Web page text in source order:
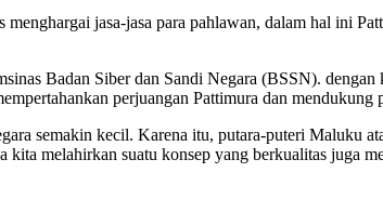
jasa-jasa para pahlawan, dalam hal ini
Badan Siber dan Sandi Negara (BSSN).
perjuangan Pattimura dan mendukung
semakin kecil. Karena itu, putara-puteri Maluku
kita melahirkan suatu konsep yang berkualitas juga